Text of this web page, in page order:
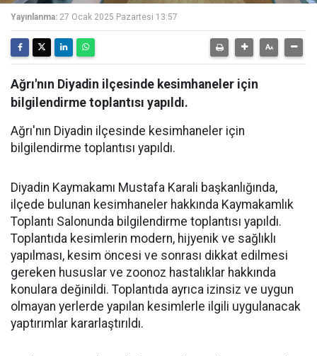
Yayınlanma: 27 Ocak 2025 Pazartesi 13:57
Ağrı'nın Diyadin ilçesinde kesimhaneler için
bilgilendirme toplantısı yapıldı.
Ağrı'nın Diyadin ilçesinde kesimhaneler için
bilgilendirme toplantısı yapıldı.
Diyadin Kaymakamı Mustafa Karali başkanlığında,
ilçede bulunan kesimhaneler hakkında Kaymakamlık
Toplantı Salonunda bilgilendirme toplantısı yapıldı.
Toplantıda kesimlerin modern, hijyenik ve sağlıklı
yapılması, kesim öncesi ve sonrası dikkat edilmesi
gereken hususlar ve zoonoz hastalıklar hakkında
konulara değinildi. Toplantıda ayrıca izinsiz ve uygun
olmayan yerlerde yapılan kesimlerle ilgili uygulanacak
yaptırımlar kararlaştırıldı.